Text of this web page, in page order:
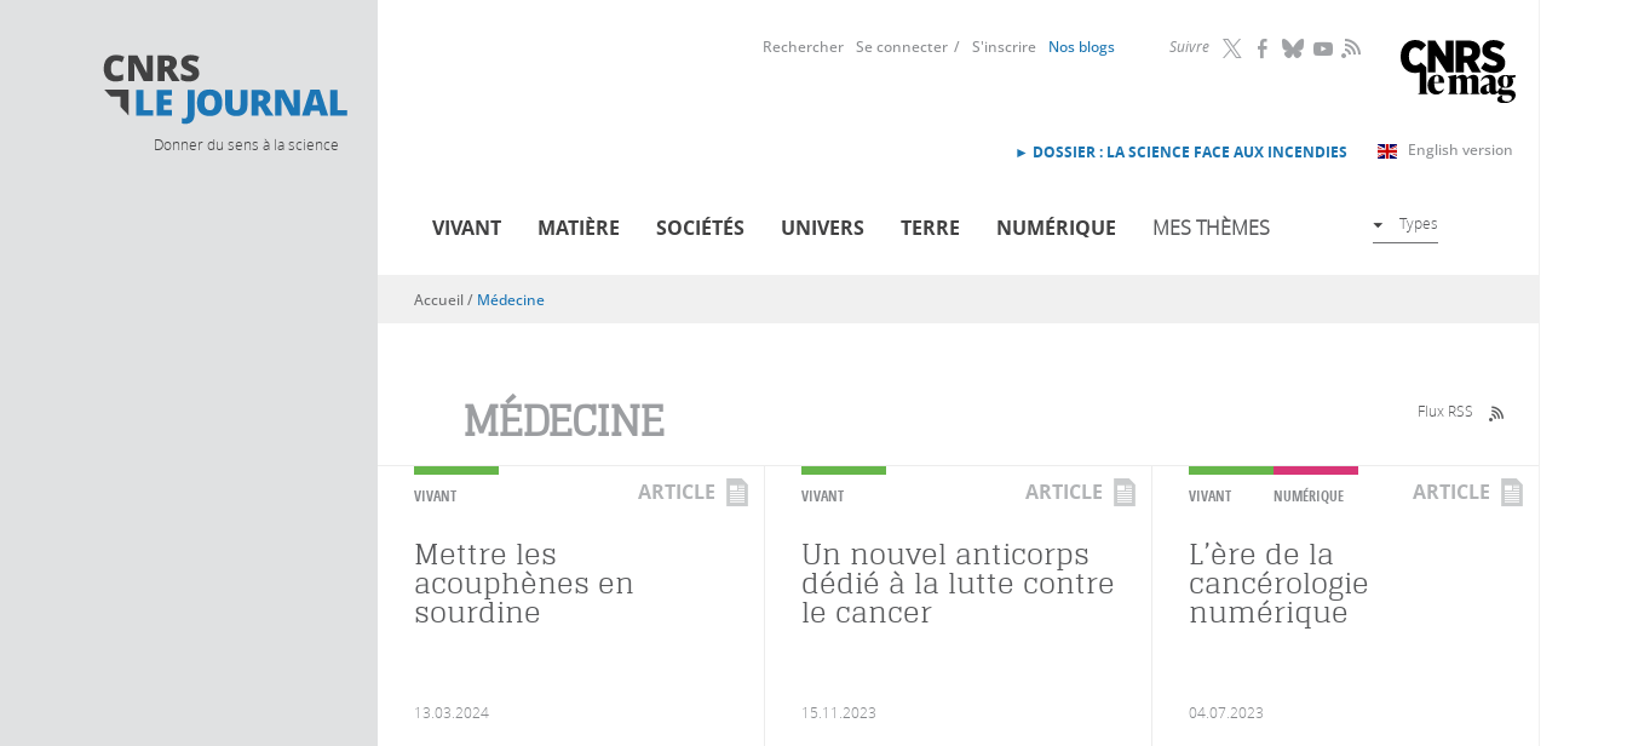
Donner du sens à la science
Suivre RSS
Rechercher Se connecter S'inscrire Nos blogs
English version
► DOSSIER : LA SCIENCE FACE AUX INCENDIES
VIVANT MATIÈRE SOCIÉTÉS UNIVERS TERRE NUMÉRIQUE MES THÈMES Types
Vous êtes ici
Accueil/ Médecine
MÉDECINE Flux RSS
VIVANT ARTICLE
Mettre les
acouphènes en
sourdine
13.03.2024
VIVANT ARTICLE
Un nouvel anticorps
dédié à la lutte contre
le cancer
15.11.2023
VIVANT NUMÉRIQUE ARTICLE
L’ère de la
cancérologie
numérique
04.07.2023